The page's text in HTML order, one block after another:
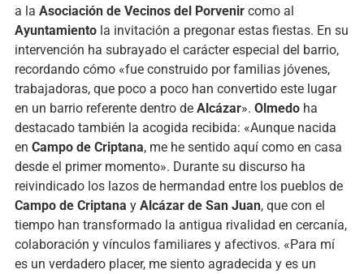
a la Asociación de Vecinos del Porvenircomo al
Ayuntamientola invitación a pregonar estas fiestas. En su
intervención ha subrayado el carácter especial del barrio,
recordando cómo «fue construido por familias jóvenes,
trabajadoras, que poco a poco han convertido este lugar
en un barrio referente dentro de Alcázar». Olmedoha
destacado también la acogida recibida: «Aunque nacida
en Campo de Criptana, me he sentido aquí como en casa
desde el primer momento». Durante su discurso ha
reivindicado los lazos de hermandad entre los pueblos de
Campo de Criptana y Alcázar de San Juan, que con el
tiempo han transformado la antigua rivalidad en cercanía,
colaboración y vínculos familiares y afectivos. «Para mí
es un verdadero placer, me siento agradecida y es un